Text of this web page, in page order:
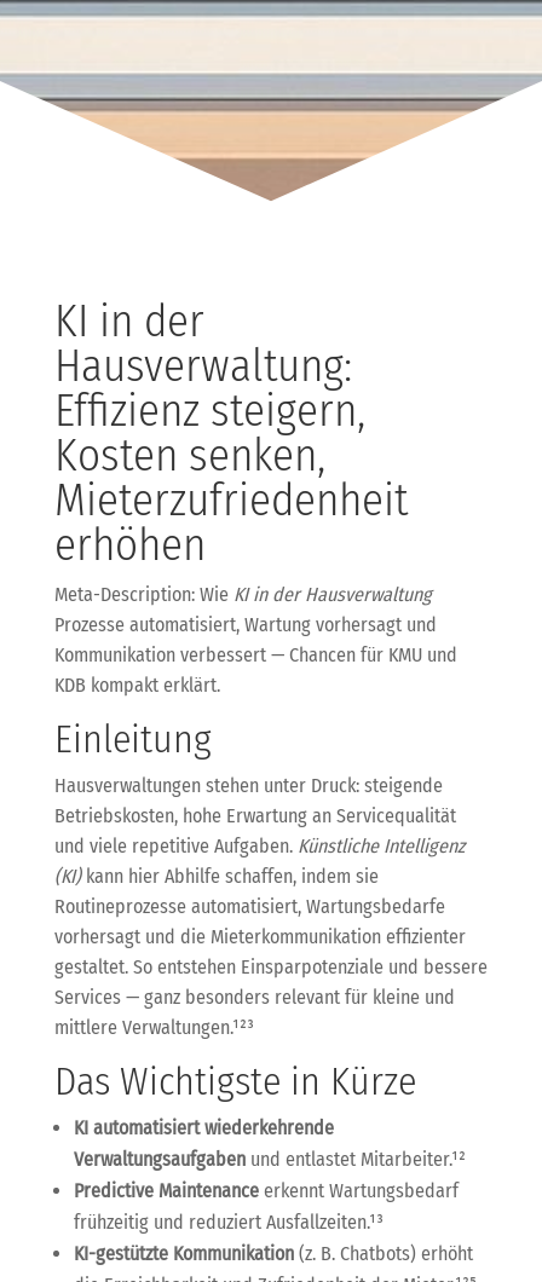
KI in der
Hausverwaltung:
Effizienz steigern,
Kosten senken,
Mieterzufriedenheit
erhöhen
Meta-Description: Wie KI in der Hausverwaltung
Prozesse automatisiert, Wartung vorhersagt und
Kommunikation verbessert — Chancen für KMU und
KDB kompakt erklärt.
Einleitung
Hausverwaltungen stehen unter Druck: steigende
Betriebskosten, hohe Erwartung an Servicequalität
und viele repetitive Aufgaben. Künstliche Intelligenz
(KI)kann hier Abhilfe schaffen, indem sie
Routineprozesse automatisiert, Wartungsbedarfe
vorhersagt und die Mieterkommunikation effizienter
gestaltet. So entstehen Einsparpotenziale und bessere
Services — ganz besonders relevant für kleine und
mittlere Verwaltungen.¹²³
Das Wichtigste in Kürze
KI automatisiert wiederkehrende
Verwaltungsaufgabenund entlastet Mitarbeiter.¹²
Predictive Maintenanceerkennt Wartungsbedarf
frühzeitig und reduziert Ausfallzeiten.¹³
KI-gestützte Kommunikation(z. B. Chatbots) erhöht